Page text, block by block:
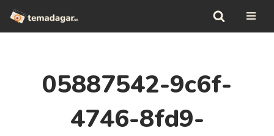
Hoppa
05887542-9c6f-
4746-8fd9-